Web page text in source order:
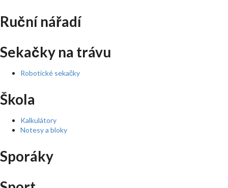
Ruční nářadí
Sekačky na trávu
Robotické sekačky
Škola
Kalkulátory
Notesy a bloky
Sporáky